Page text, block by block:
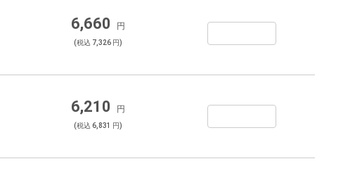
6,660 円
(税込 7,326 円)
6,210 円
(税込 6,831 円)